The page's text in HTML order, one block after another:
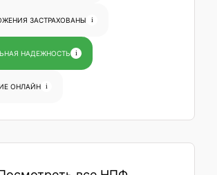
ЗАСТРАХОВАНЫ i
НАДЕЖНОСТЬ i
ОНЛАЙН i